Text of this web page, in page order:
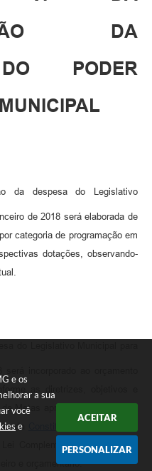
e os
a sua
você
e
ACEITAR
PERSONALIZAR
DA
PODER
da despesa do Legislativo
de 2018 será elaborada de
categoria de programação em
dotações, observando-
as diretrizes, objetivos e
Metas aprovado pela Câmara
da
Complementar nº 101/2000,
e orçamentário.